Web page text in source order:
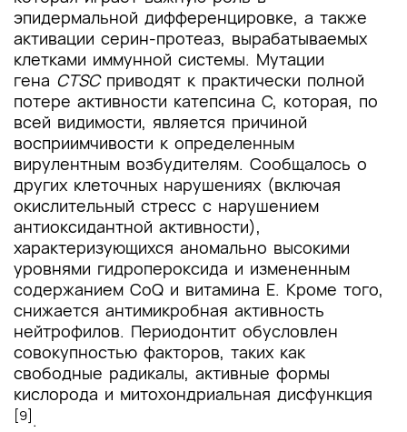
эпидермальной дифференцировке, а также
активации серин-протеаз, вырабатываемых
клетками иммунной системы. Мутации
гена CTSC приводят к практически полной
потере активности катепсина C, которая, по
всей видимости, является причиной
восприимчивости к определенным
вирулентным возбудителям. Сообщалось о
других клеточных нарушениях (включая
окислительный стресс с нарушением
антиоксидантной активности),
характеризующихся аномально высокими
уровнями гидропероксида и измененным
содержанием CoQ и витамина E. Кроме того,
снижается антимикробная активность
нейтрофилов. Периодонтит обусловлен
совокупностью факторов, таких как
свободные радикалы, активные формы
кислорода и митохондриальная дисфункция
[9].